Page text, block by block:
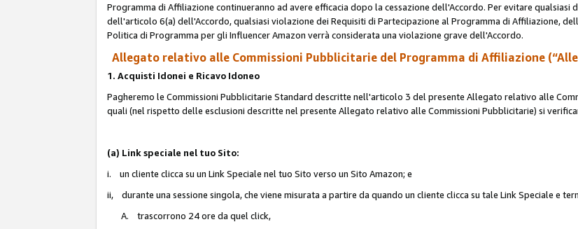
Programma di Affiliazione continueranno ad avere efficacia dopo la cessazione dell'Accordo. Per evitare
dell'articolo 6(a) dell'Accordo, qualsiasi violazione dei Requisiti di Partecipazione al Programma di Affiliazione,
Politica di Programma per gli Influencer Amazon verrà considerata una violazione grave dell'Accordo.
Allegato relativo alle Commissioni Pubblicitarie del Programma di Affiliazione
1. Acquisti Idonei e Ricavo Idoneo
Pagheremo le Commissioni Pubblicitarie Standard descritte nell'articolo 3 del presente Allegato relativo alle
quali (nel rispetto delle esclusioni descritte nel presente Allegato relativo alle Commissioni Pubblicitarie) si
(a) Link speciale nel tuo Sito:
i. un cliente clicca su un Link Speciale nel tuo Sito verso un Sito Amazon; e
ii, durante una sessione singola, che viene misurata a partire da quando un cliente clicca su tale Link Speciale e
A. trascorrono 24 ore da quel click,